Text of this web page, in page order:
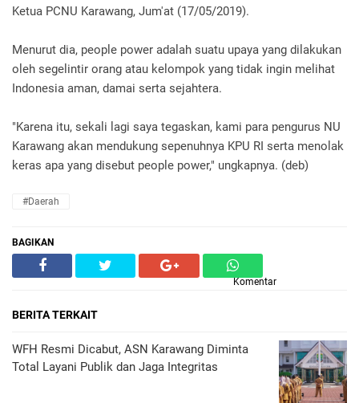
Ketua PCNU Karawang, Jum'at (17/05/2019).
Menurut dia, people power adalah suatu upaya yang dilakukan
oleh segelintir orang atau kelompok yang tidak ingin melihat
Indonesia aman, damai serta sejahtera.
"Karena itu, sekali lagi saya tegaskan, kami para pengurus NU
Karawang akan mendukung sepenuhnya KPU RI serta menolak
keras apa yang disebut people power," ungkapnya. (deb)
#daerah
BAGIKAN
Komentar
BERITA TERKAIT
WFH Resmi Dicabut, ASN Karawang Diminta
Total Layani Publik dan Jaga Integritas